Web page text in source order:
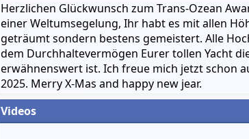
Herzlichen Glückwunsch zum Trans-Ozean
einer Weltumsegelung, Ihr habt es mit allen
geträumt sondern bestens gemeistert. Alle
dem Durchhaltevermögen Eurer tollen Yacht
erwähnenswert ist. Ich freue mich jetzt schon
2025. Merry X-Mas and happy new jear.
Videos